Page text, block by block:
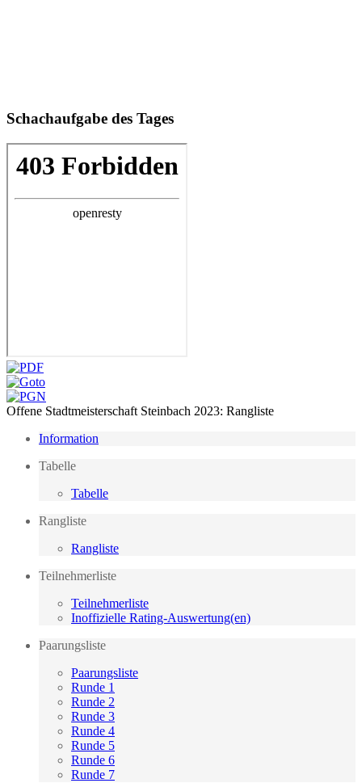
Schachaufgabe des Tages
Offene Stadtmeisterschaft Steinbach 2023: Rangliste
Information
Tabelle
Tabelle
Rangliste
Rangliste
Teilnehmerliste
Teilnehmerliste
Inoffizielle Rating-Auswertung(en)
Paarungsliste
Paarungsliste
Runde 1
Runde 2
Runde 3
Runde 4
Runde 5
Runde 6
Runde 7